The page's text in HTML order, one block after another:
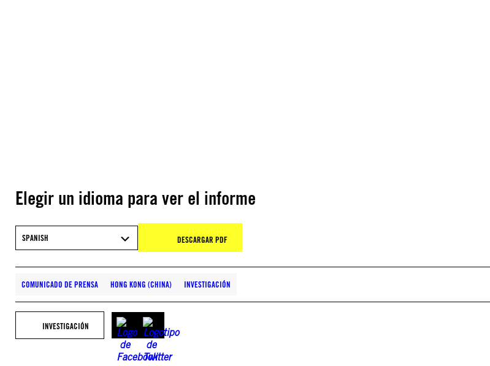
Elegir un idioma para ver el informe
SPANISH DESCARGAR PDF
COMUNICADO DE PRENSA HONG KONG (CHINA) INVESTIGACIÓN
INVESTIGACIÓN